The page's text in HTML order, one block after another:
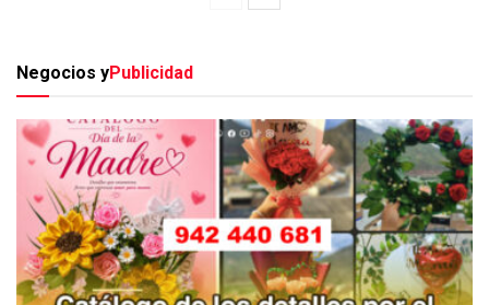
Negocios yPublicidad